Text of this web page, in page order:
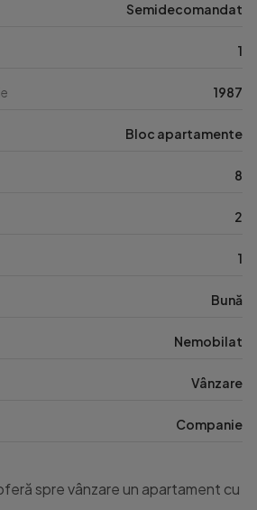
Semidecomandat
1
1987
Bloc apartamente
8
2
1
Bună
Nemobilat
Vânzare
Companie
spre vânzare un apartament